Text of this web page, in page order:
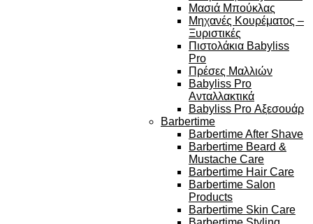
Μασιά Μπούκλας
Μηχανές Κουρέματος –
Ξυριστικές
Πιστολάκια Babyliss
Pro
Πρέσες Μαλλιών
Babyliss Pro
Ανταλλακτικά
Babyliss Pro Αξεσουάρ
Barbertime
Barbertime After Shave
Barbertime Beard &
Mustache Care
Barbertime Hair Care
Barbertime Salon
Products
Barbertime Skin Care